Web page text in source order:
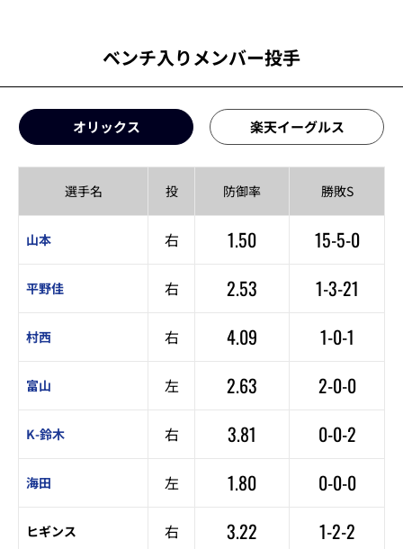
ベンチ入りメンバー投手
オリックス 楽天イーグルス
選手名 投 防御率 勝敗S
山本 右 1.50 15-5-0
平野佳 右 2.53 1-3-21
村西 右 4.09 1-0-1
富山 左 2.63 2-0-0
K-鈴木 右 3.81 0-0-2
海田 左 1.80 0-0-0
ヒギンス 右 3.22 1-2-2